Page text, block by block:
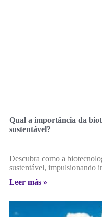
Qual a importância da
sustentável?
Descubra como a
sustentável, impulsionando
Leer más »